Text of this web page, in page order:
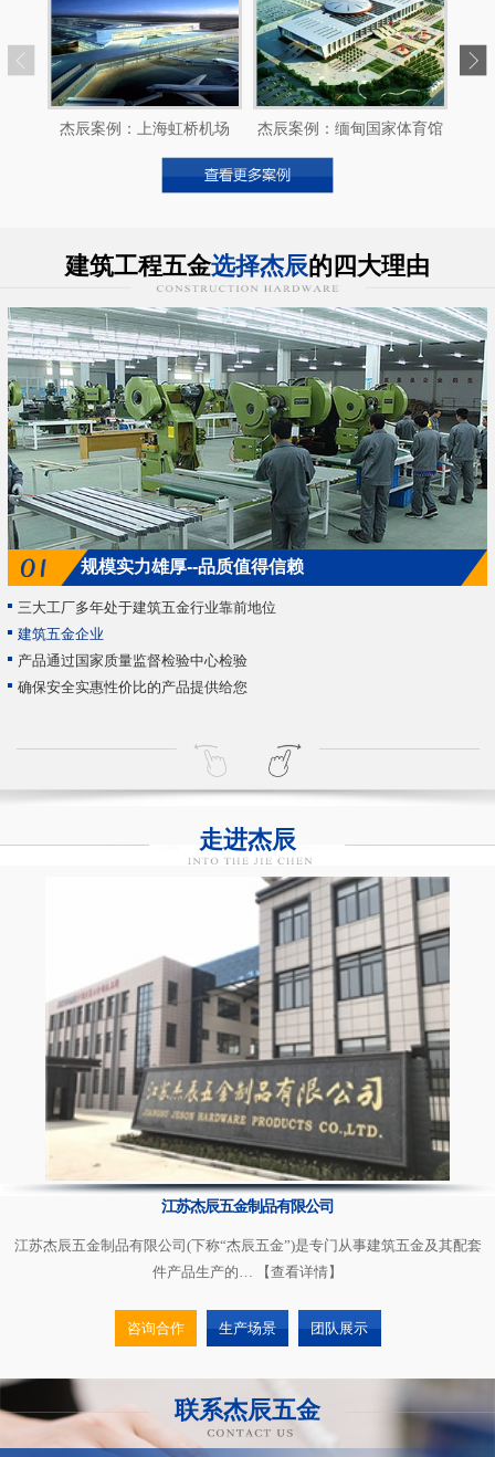
杰辰案例：上海虹桥机场 杰辰案例：缅甸国家体育馆
建筑工程五金选择杰辰的四大理由
规模实力雄厚--品质值得信赖
三大工厂多年处于建筑五金行业靠前地位
建筑五金企业
产品通过国家质量监督检验中心检验
确保安全实惠性价比的产品提供给您
走进杰辰
江苏杰辰五金制品有限公司
江苏杰辰五金制品有限公司(下称“杰辰五金”)是专门从事建筑五金及其配套
件产品生产的…
【查看详情】
咨询合作 生产场景 团队展示
联系杰辰五金